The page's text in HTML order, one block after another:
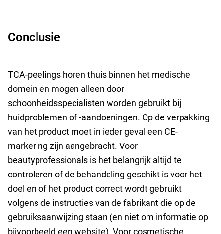
Conclusie
TCA-peelings horen thuis binnen het medische
domein en mogen alleen door
schoonheidsspecialisten worden gebruikt bij
huidproblemen of -aandoeningen. Op de verpakking
van het product moet in ieder geval een CE-
markering zijn aangebracht. Voor
beautyprofessionals is het belangrijk altijd te
controleren of de behandeling geschikt is voor het
doel en of het product correct wordt gebruikt
volgens de instructies van de fabrikant die op de
gebruiksaanwijzing staan (en niet om informatie op
bijvoorbeeld een website). Voor cosmetische